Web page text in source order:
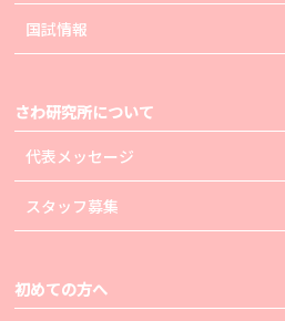
国試情報
さわ研究所について
代表メッセージ
スタッフ募集
初めての方へ